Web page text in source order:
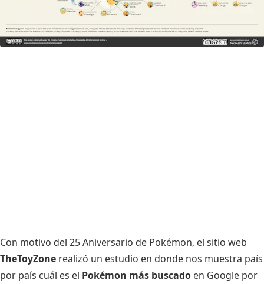
Con motivo del 25 Aniversario de Pokémon, el sitio web
TheToyZone realizó un estudio en donde nos muestra país
por país cuál es el Pokémon más buscado en Google por